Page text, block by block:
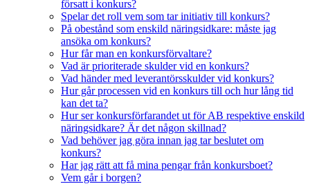
försatt i konkurs?
Spelar det roll vem som tar initiativ till konkurs?
På obestånd som enskild näringsidkare: måste jag
ansöka om konkurs?
Hur får man en konkursförvaltare?
Vad är prioriterade skulder vid en konkurs?
Vad händer med leverantörsskulder vid konkurs?
Hur går processen vid en konkurs till och hur lång tid
kan det ta?
Hur ser konkursförfarandet ut för AB respektive enskild
näringsidkare? Är det någon skillnad?
Vad behöver jag göra innan jag tar beslutet om
konkurs?
Har jag rätt att få mina pengar från konkursboet?
Vem går i borgen?